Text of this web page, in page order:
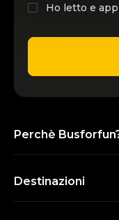
Ho letto e
Perchè
Destinazioni